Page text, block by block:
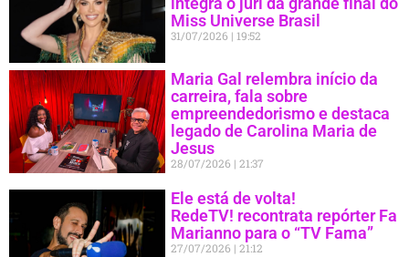
Miss Universe Brasil
31/07/2026 19:52
Maria Gal relembra início da
carreira, fala sobre
empreendedorismo e destaca
legado de Carolina Maria de
Jesus
28/07/2026 21:37
Ele está de volta!
RedeTV! recontrata repórter Fa
Marianno para o “TV Fama”
27/07/2026 21:12